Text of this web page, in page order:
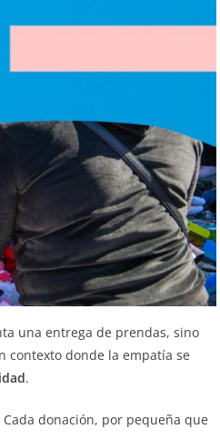
una entrega de prendas, sino
contexto donde la empatía se
.
donación, por pequeña que